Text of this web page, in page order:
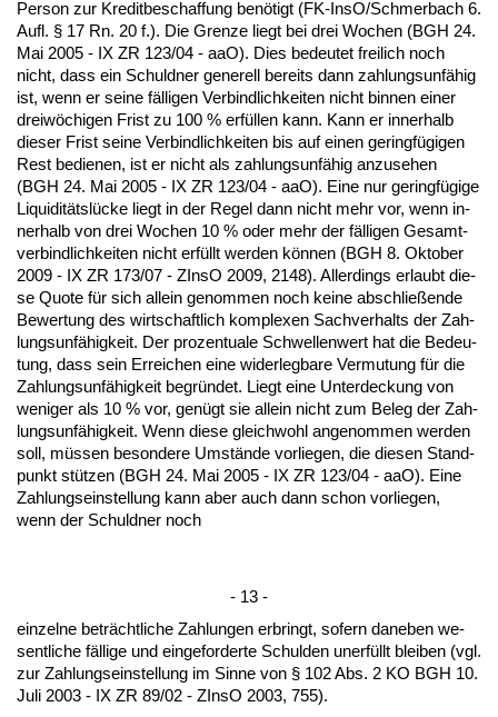
Per­son zur Kre­dit­be­schaf­fung benötigt (FK-In­sO/Schmer­bach 6.
Aufl. § 17 Rn. 20 f.). Die Gren­ze liegt bei drei Wo­chen (BGH 24.
Mai 2005 - IX ZR 123/04 - aaO). Dies be­deu­tet frei­lich noch
nicht, dass ein Schuld­ner ge­ne­rell be­reits dann zah­lungs­unfähig
ist, wenn er sei­ne fälli­gen Ver­bind­lich­kei­ten nicht bin­nen ei­ner
dreiwöchi­gen Frist zu 100 % erfüllen kann. Kann er in­ner­halb
die­ser Frist sei­ne Ver­bind­lich­kei­ten bis auf ei­nen ge­ringfügi­gen
Rest be­die­nen, ist er nicht als zah­lungs­unfähig an­zu­se­hen
(BGH 24. Mai 2005 - IX ZR 123/04 - aaO). Ei­ne nur ge­ringfügi­ge
Li­qui­ditätslücke liegt in der Re­gel dann nicht mehr vor, wenn in­
ner­halb von drei Wo­chen 10 % oder mehr der fälli­gen Ge­samt­
ver­bind­lich­kei­ten nicht erfüllt wer­den können (BGH 8. Ok­to­ber
2009 - IX ZR 173/07 - ZIn­sO 2009, 2148). Al­ler­dings er­laubt die­
se Quo­te für sich al­lein ge­nom­men noch kei­ne ab­sch­ließen­de
Be­wer­tung des wirt­schaft­lich kom­ple­xen Sach­ver­halts der Zah­
lungs­unfähig­keit. Der pro­zen­tua­le Schwel­len­wert hat die Be­deu­
tung, dass sein Er­rei­chen ei­ne wi­der­leg­ba­re Ver­mu­tung für die
Zah­lungs­unfähig­keit be­gründet. Liegt ei­ne Un­ter­de­ckung von
we­ni­ger als 10 % vor, genügt sie al­lein nicht zum Be­leg der Zah­
lungs­unfähig­keit. Wenn die­se gleich­wohl an­ge­nom­men wer­den
soll, müssen be­son­de­re Umstände vor­lie­gen, die die­sen Stand­
punkt stützen (BGH 24. Mai 2005 - IX ZR 123/04 - aaO). Ei­ne
Zah­lungs­ein­stel­lung kann aber auch dann schon vor­lie­gen,
wenn der Schuld­ner noch
- 13 -
ein­zel­ne beträcht­li­che Zah­lun­gen er­bringt, so­fern da­ne­ben we­
sent­li­che fälli­ge und ein­ge­for­der­te Schul­den un­erfüllt blei­ben (vgl.
zur Zah­lungs­ein­stel­lung im Sin­ne von § 102 Abs. 2 KO BGH 10.
Ju­li 2003 - IX ZR 89/02 - ZIn­sO 2003, 755).